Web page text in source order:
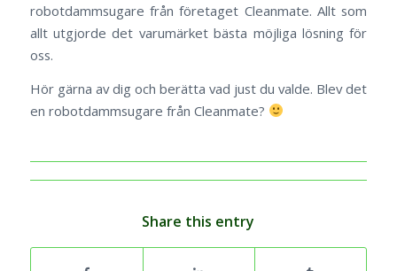
robotdammsugare från företaget Cleanmate. Allt som
allt utgjorde det varumärket bästa möjliga lösning för
oss.
Hör gärna av dig och berätta vad just du valde. Blev det
en robotdammsugare från Cleanmate?
Share this entry